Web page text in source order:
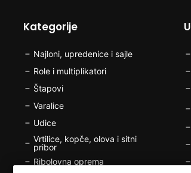
Kategorije
Najloni, upredenice i sajle
Role i multiplikatori
Štapovi
Varalice
Udice
Vrtilice, kopče, olova i sitni
pribor
Ribolovna oprema